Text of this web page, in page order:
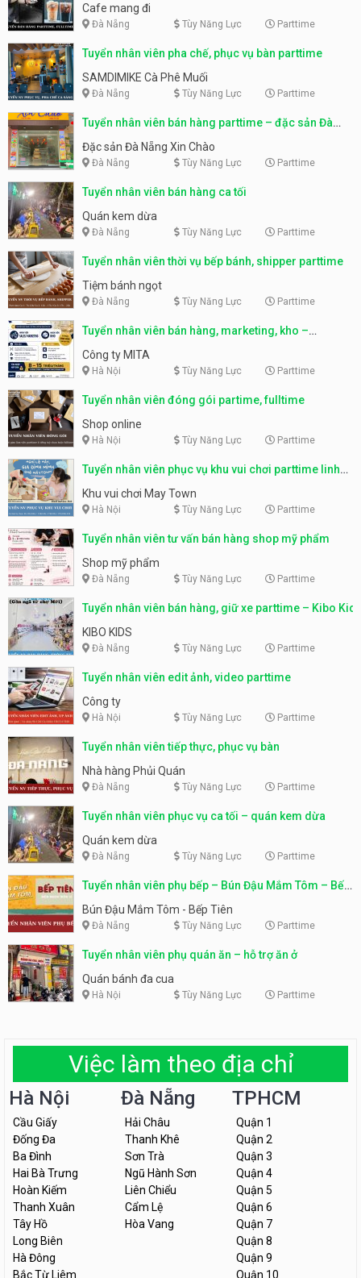
Cafe mang đi
Đà Nẵng Tùy Năng Lực Parttime
Tuyển nhân viên pha chế, phục vụ bàn parttime
SAMDIMIKE Cà Phê Muối
Đà Nẵng Tùy Năng Lực Parttime
Tuyển nhân viên bán hàng parttime – đặc sản Đà
Nẵng
Đặc sản Đà Nẵng Xin Chào
Đà Nẵng Tùy Năng Lực Parttime
Tuyển nhân viên bán hàng ca tối
Quán kem dừa
Đà Nẵng Tùy Năng Lực Parttime
Tuyển nhân viên thời vụ bếp bánh, shipper parttime
Tiệm bánh ngọt
Đà Nẵng Tùy Năng Lực Parttime
Tuyển nhân viên bán hàng, marketing, kho –
parttime, fulltime
Công ty MITA
Hà Nội Tùy Năng Lực Parttime
Tuyển nhân viên đóng gói partime, fulltime
Shop online
Hà Nội Tùy Năng Lực Parttime
Tuyển nhân viên phục vụ khu vui chơi parttime linh
động
Khu vui chơi May Town
Hà Nội Tùy Năng Lực Parttime
Tuyển nhân viên tư vấn bán hàng shop mỹ phẩm
Shop mỹ phẩm
Đà Nẵng Tùy Năng Lực Parttime
Tuyển nhân viên bán hàng, giữ xe parttime – Kibo Kid
KIBO KIDS
Đà Nẵng Tùy Năng Lực Parttime
Tuyển nhân viên edit ảnh, video parttime
Công ty
Hà Nội Tùy Năng Lực Parttime
Tuyển nhân viên tiếp thực, phục vụ bàn
Nhà hàng Phủi Quán
Đà Nẵng Tùy Năng Lực Parttime
Tuyển nhân viên phục vụ ca tối – quán kem dừa
Quán kem dừa
Đà Nẵng Tùy Năng Lực Parttime
Tuyển nhân viên phụ bếp – Bún Đậu Mắm Tôm – Bếp
Tiên
Bún Đậu Mắm Tôm - Bếp Tiên
Đà Nẵng Tùy Năng Lực Parttime
Tuyển nhân viên phụ quán ăn – hỗ trợ ăn ở
Quán bánh đa cua
Hà Nội Tùy Năng Lực Parttime
Việc làm theo địa chỉ
Hà Nội
Cầu Giấy
Đống Đa
Ba Đình
Hai Bà Trưng
Hoàn Kiếm
Thanh Xuân
Tây Hồ
Long Biên
Hà Đông
Bắc Từ Liêm
Đà Nẵng
Hải Châu
Thanh Khê
Sơn Trà
Ngũ Hành Sơn
Liên Chiểu
Cẩm Lệ
Hòa Vang
TPHCM
Quận 1
Quận 2
Quận 3
Quận 4
Quận 5
Quận 6
Quận 7
Quận 8
Quận 9
Quận 10